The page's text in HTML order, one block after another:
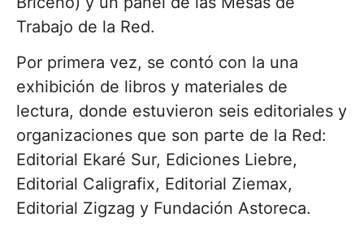
Trabajo de la Red.
Por primera vez, se contó con la una
exhibición de libros y materiales de
lectura, donde estuvieron seis editoriales y
organizaciones que son parte de la Red:
Editorial Ekaré Sur, Ediciones Liebre,
Editorial Caligrafix, Editorial Ziemax,
Editorial Zigzag y Fundación Astoreca.